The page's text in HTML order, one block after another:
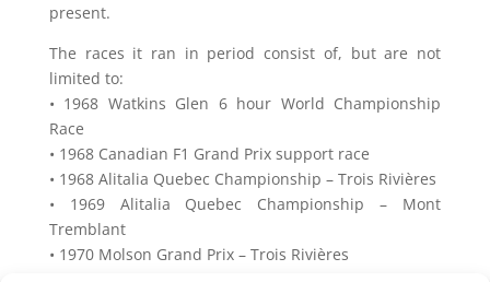
present.
The races it ran in period consist of, but are not
limited to:
• 1968 Watkins Glen 6 hour World Championship
Race
• 1968 Canadian F1 Grand Prix support race
• 1968 Alitalia Quebec Championship – Trois Rivières
• 1969 Alitalia Quebec Championship – Mont
Tremblant
• 1970 Molson Grand Prix – Trois Rivières